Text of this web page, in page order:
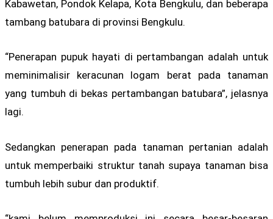
Kabawetan, Pondok Kelapa, Kota Bengkulu, dan beberapa
tambang batubara di provinsi Bengkulu.
“Penerapan pupuk hayati di pertambangan adalah untuk
meminimalisir keracunan logam berat pada tanaman
yang tumbuh di bekas pertambangan batubara”, jelasnya
lagi.
Sedangkan penerapan pada tanaman pertanian adalah
untuk memperbaiki struktur tanah supaya tanaman bisa
tumbuh lebih subur dan produktif.